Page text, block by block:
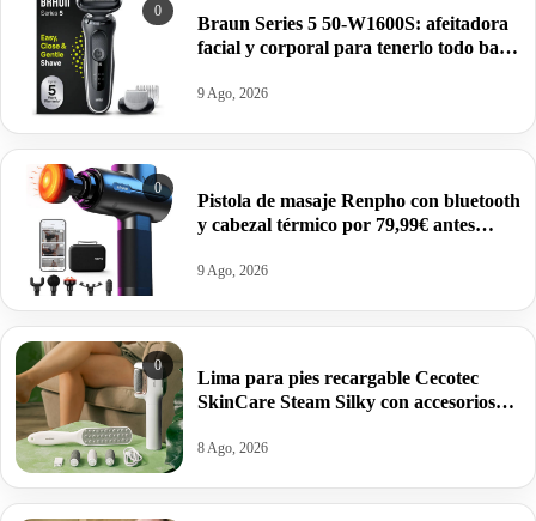
0
Braun Series 5 50-W1600S: afeitadora
facial y corporal para tenerlo todo bajo
9 Ago, 2026
0
Pistola de masaje Renpho con bluetooth
y cabezal térmico por 79,99€ antes
9 Ago, 2026
0
Lima para pies recargable Cecotec
SkinCare Steam Silky con accesorios
8 Ago, 2026